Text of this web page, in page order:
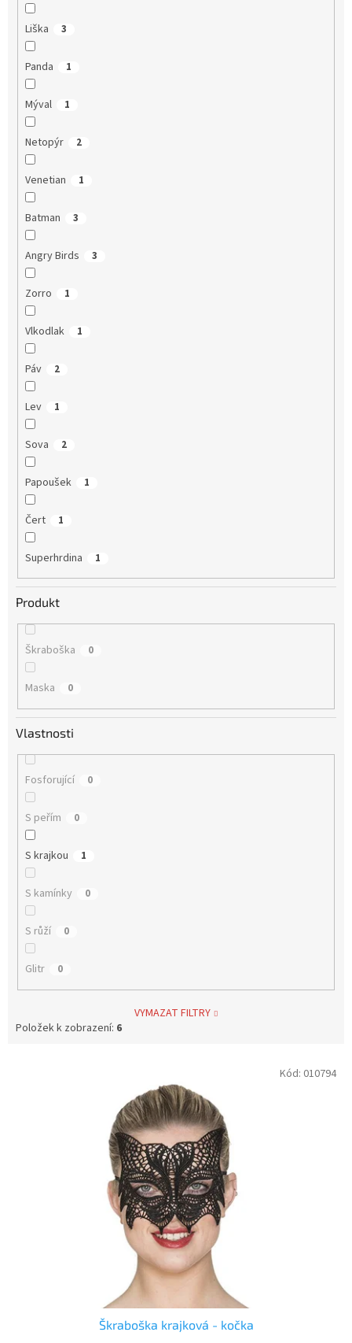
Liška 3
Panda 1
Mýval 1
Netopýr 2
Venetian 1
Batman 3
Angry Birds 3
Zorro 1
Vlkodlak 1
Páv 2
Lev 1
Sova 2
Papoušek 1
Čert 1
Superhrdina 1
Produkt
Škraboška 0
Maska 0
Vlastnosti
Fosforující 0
S peřím 0
S krajkou 1
S kamínky 0
S růží 0
Glitr 0
VYMAZAT FILTRY
Položek k zobrazení: 6
Škraboška krajková - kočka
Kód: 010794